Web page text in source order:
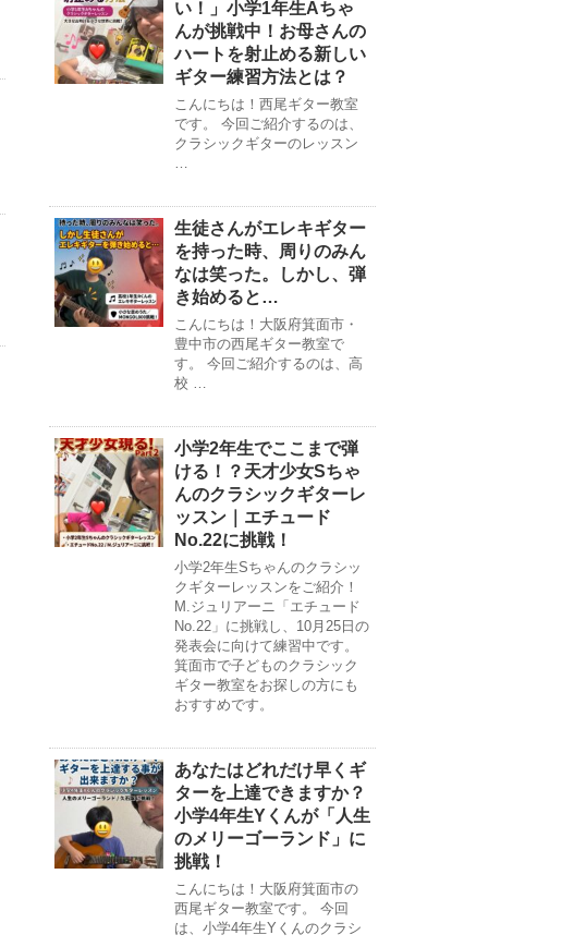
い！」小学1年生Aちゃ
んが挑戦中！お母さんの
ハートを射止める新しい
ギター練習方法とは？
こんにちは！西尾ギター教室
です。 今回ご紹介するのは、
クラシックギターのレッスン
…
生徒さんがエレキギター
を持った時、周りのみん
なは笑った。しかし、弾
き始めると…
こんにちは！大阪府箕面市・
豊中市の西尾ギター教室で
す。 今回ご紹介するのは、高
校 …
小学2年生でここまで弾
ける！？天才少女Sちゃ
んのクラシックギターレ
ッスン｜エチュード
No.22に挑戦！
小学2年生Sちゃんのクラシッ
クギターレッスンをご紹介！
M.ジュリアーニ「エチュード
No.22」に挑戦し、10月25日の
発表会に向けて練習中です。
箕面市で子どものクラシック
ギター教室をお探しの方にも
おすすめです。
あなたはどれだけ早くギ
ターを上達できますか？
小学4年生Yくんが「人生
のメリーゴーランド」に
挑戦！
こんにちは！大阪府箕面市の
西尾ギター教室です。 今回
は、小学4年生Yくんのクラシ